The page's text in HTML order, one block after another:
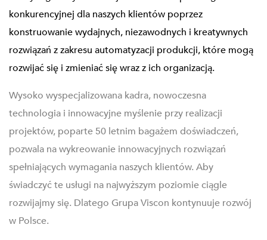
konkurencyjnej dla naszych klientów poprzez
konstruowanie wydajnych, niezawodnych i kreatywnych
rozwiązań z zakresu automatyzacji produkcji, które mogą
rozwijać się i zmieniać się wraz z ich organizacją.
Wysoko wyspecjalizowana kadra, nowoczesna
technologia i innowacyjne myślenie przy realizacji
projektów, poparte 50 letnim bagażem doświadczeń,
pozwala na wykreowanie innowacyjnych rozwiązań
spełniających wymagania naszych klientów. Aby
świadczyć te usługi na najwyższym poziomie ciągle
rozwijajmy się. Dlatego Grupa Viscon kontynuuje rozwój
w Polsce.